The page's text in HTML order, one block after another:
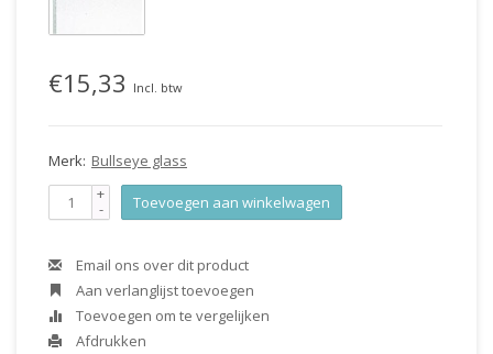
€15,33 Incl. btw
Merk: Bullseye glass
+
- Toevoegen aan winkelwagen
Email ons over dit product
Aan verlanglijst toevoegen
Toevoegen om te vergelijken
Afdrukken